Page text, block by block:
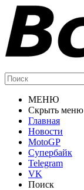
МЕНЮ
Скрыть меню
Главная
Новости
MotoGP
Супербайк
Telegram
VK
Поиск